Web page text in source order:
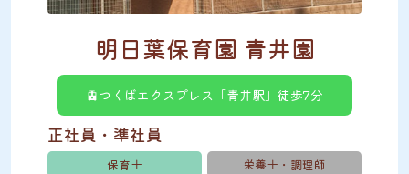
明日葉保育園 青井園
🚊つくばエクスプレス「青井駅」徒歩7分
正社員・準社員
保育士
栄養士・調理師